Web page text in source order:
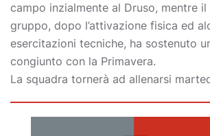
campo inzialmente al Druso, mentre
gruppo, dopo l’attivazione fisica ed
esercitazioni tecniche, ha sostenuto
congiunto con la Primavera.
La squadra tornerà ad allenarsi